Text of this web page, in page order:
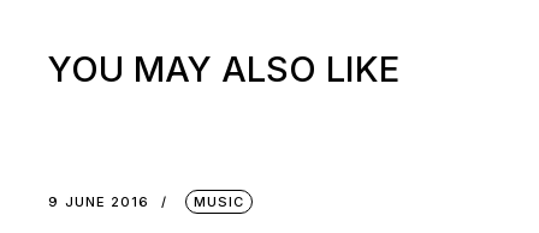
YOU MAY ALSO LIKE
9 JUNE 2016 MUSIC